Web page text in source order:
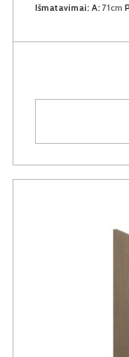
Išmatavimai: A: 71cm